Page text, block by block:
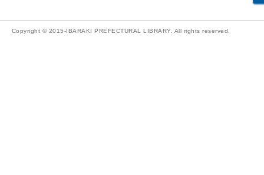
Copyright © 2015-IBARAKI PREFECTURAL LIBRARY. All rights reserved.